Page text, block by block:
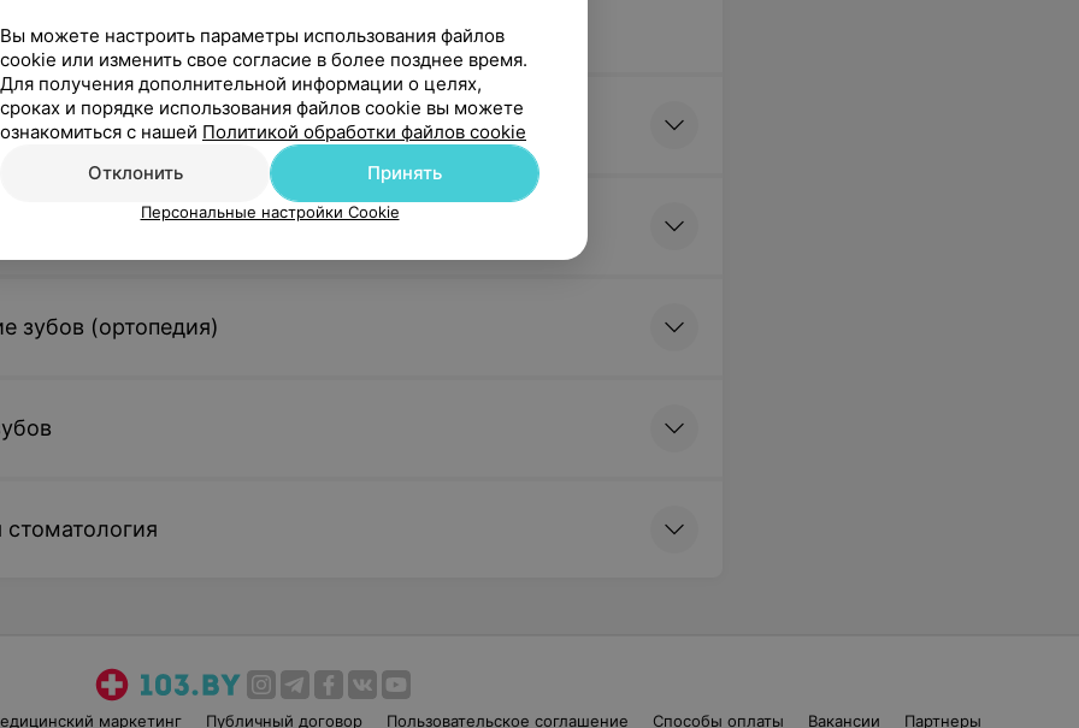
полости рта
и пульпита (терапевтическая стоматология)
зубов (ортопедия)
стоматология
маркетинг Публичный договор Пользовательское соглашение Способы оплаты Вакансии Партнеры
Вы можете настроить параметры использования файлов
cookie или изменить свое согласие в более позднее время.
Для получения дополнительной информации о целях,
сроках и порядке использования файлов cookie вы можете
ознакомиться с нашей Политикой обработки файлов cookie
Отклонить
Принять
Персональные настройки Cookie